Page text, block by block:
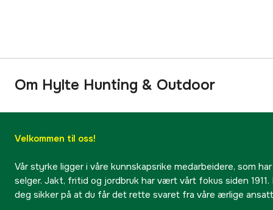
Om Hylte Hunting & Outdoor
Velkommen til oss!
Vår styrke ligger i våre kunnskapsrike medarbeidere, som
selger. Jakt, fritid og jordbruk har vært vårt fokus siden
deg sikker på at du får det rette svaret fra våre ærlige